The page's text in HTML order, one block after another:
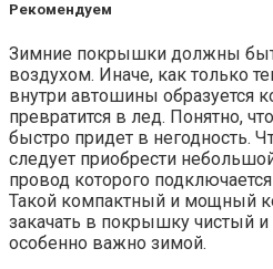
Рекомендуем
Зимние покрышки должны
воздухом. Иначе, как только
внутри автошины образуется
превратится в лед. Понятно,
быстро придет в негодность.
следует приобрести
провод которого
Такой компактный и мощный
закачать в покрышку чистый и
особенно важно зимой.